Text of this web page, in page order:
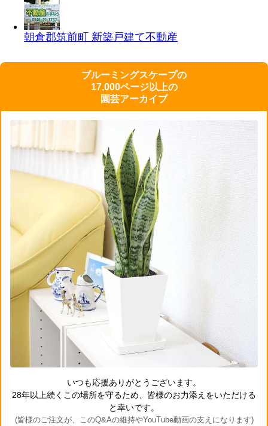
朝倉郡筑前町 新築戸建て不動産
ブルーミングスケープの
17,000ページ以上の
園芸アーカイブ
いつも応援ありがとうございます。
28年以上続くこの場所を守るため、皆様のお力添えをいただける
と幸いです。
(皆様のご注文が、このQ&Aの維持やYouTube動画の支えになります)